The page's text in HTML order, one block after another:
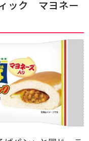
ック マヨネー